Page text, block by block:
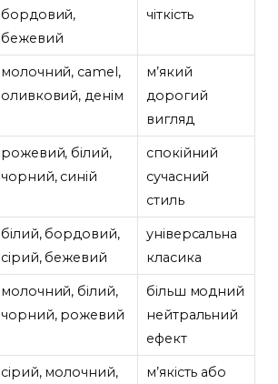
бордовий,
бежевий
чіткість
молочний, camel,
оливковий, денім
м’який
дорогий
вигляд
рожевий, білий,
чорний, синій
спокійний
сучасний
стиль
білий, бордовий,
сірий, бежевий
універсальна
класика
молочний, білий,
чорний, рожевий
більш модний
нейтральний
ефект
сірий, молочний,
м’якість або